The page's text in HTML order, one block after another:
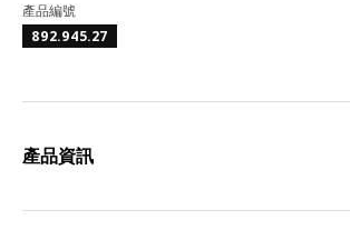
產品編號
892.945.27
產品資訊